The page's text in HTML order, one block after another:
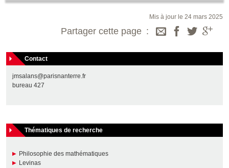
Mis à jour le 24 mars 2025
Partager cette page
Contact
jmsalans@parisnanterre.fr
bureau 427
Thématiques de recherche
Philosophie des mathématiques
Levinas